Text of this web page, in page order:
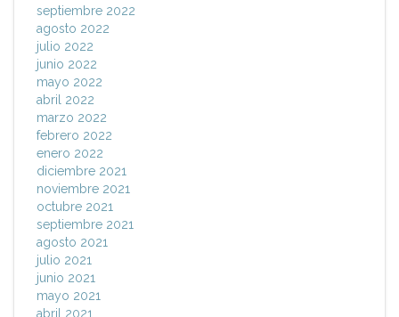
septiembre 2022
agosto 2022
julio 2022
junio 2022
mayo 2022
abril 2022
marzo 2022
febrero 2022
enero 2022
diciembre 2021
noviembre 2021
octubre 2021
septiembre 2021
agosto 2021
julio 2021
junio 2021
mayo 2021
abril 2021